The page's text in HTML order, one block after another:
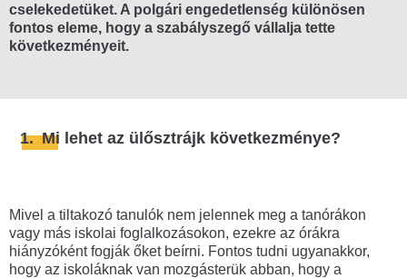
Kényszerítő eszközök alkalmazása
Mire figyelj oda, hogy ne kerülj
Mi a teendő, ha igazoltatnak?
Tüntetés után
Tüntetést szerveztél és szabálysértési
eljárás indult ellened?
cselekedetüket. A polgári engedetlenség különösen
fontos eleme, hogy a szabályszegő vállalja tette
következményeit.
1. Mi lehet az ülősztrájk következménye?
Mivel a tiltakozó tanulók nem jelennek meg a tanórákon
vagy más iskolai foglalkozásokon, ezekre az órákra
hiányzóként fogják őket beírni. Fontos tudni ugyanakkor,
hogy az iskoláknak van mozgásterük abban, hogy a